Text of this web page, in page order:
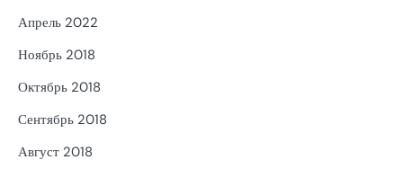
Апрель 2022
Ноябрь 2018
Октябрь 2018
Сентябрь 2018
Август 2018